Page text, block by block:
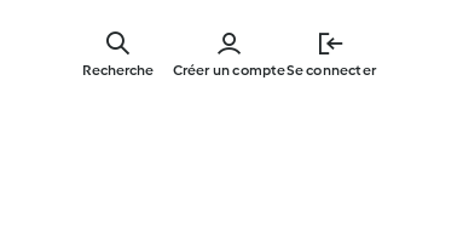
main
Créer un compteSe connecter
Recherche